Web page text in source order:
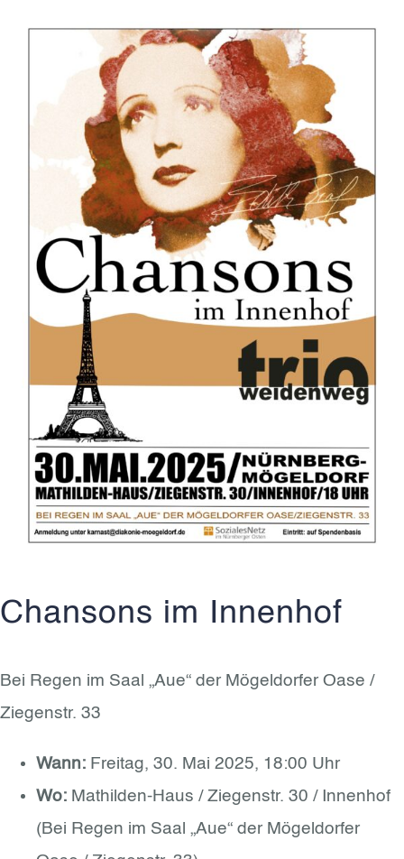
Chansons im Innenhof
Bei Regen im Saal „Aue“ der Mögeldorfer Oase /
Ziegenstr. 33
Wann: Freitag, 30. Mai 2025, 18:00 Uhr
Wo: Mathilden-Haus / Ziegenstr. 30 / Innenhof
(Bei Regen im Saal „Aue“ der Mögeldorfer